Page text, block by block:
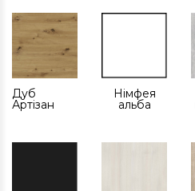
Дуб
Артізан
Німфея
альба